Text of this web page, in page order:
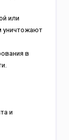
или
уничтожают
в
и